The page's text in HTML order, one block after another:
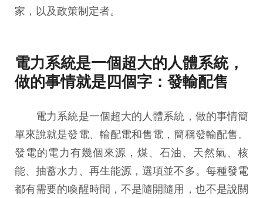
家，以及政策制定者。
電力系統是一個超大的人體系統，
做的事情就是四個字：發輸配售
電力系統是一個超大的人體系統，做的事情簡
單來說就是發電、輸配電和售電，簡稱發輸配售。
發電的電力有幾個來源，煤、石油、天然氣、核
能、抽蓄水力、再生能源，選項並不多。每種發電
都有需要的喚醒時間，不是隨開隨用，也不是說關